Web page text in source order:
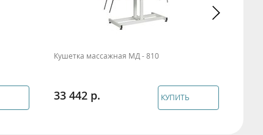
Кушетка массажная МД - 810
33 442 КУПИТЬ